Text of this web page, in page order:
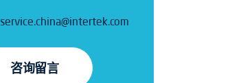
service.china@intertek.com
咨询留言